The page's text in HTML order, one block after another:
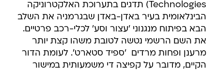
Technologies) תדגים בתערוכת האלקטרוניקה
הבינלאומית בעיר באדן-באדן שבגרמניה את השלב
הבא בפיתוח מנגנוני 'עצור וסע' לכלי-רכב פרטיים.
את השם הרשמי נטשה לטובת משהו קצת יותר
מרענן ופחות מרדים  'ספיד סטארט'. לעומת הדור
הקיים, מדובר על קפיצה די משמעותית במישור